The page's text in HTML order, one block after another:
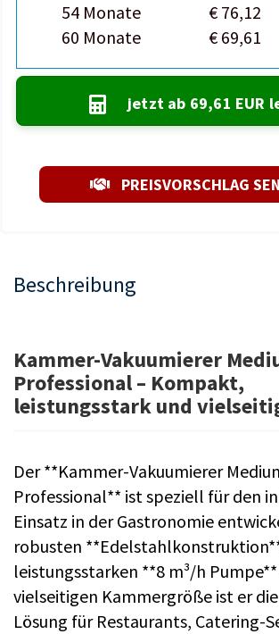
54 Monate
€ 76,12
60 Monate
€ 69,61
jetzt ab 69,61 EUR
PREISVORSCHLAG
Beschreibung
Kammer-Vakuumierer
Professional – Kompakt,
leistungsstark und
Der **Kammer-Vakuumierer
Professional** ist speziell für den
Einsatz in der Gastronomie
robusten
leistungsstarken **8 m³/h
vielseitigen Kammergröße ist er
Lösung für Restaurants, Catering-